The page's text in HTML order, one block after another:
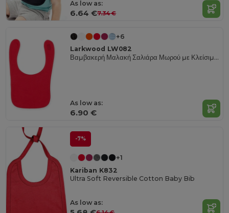
As low as:
6.64 €7.34 €
+6
Larkwood LW082
Βαμβακερή Μαλακή Σαλιάρα Μωρού με Κλείσιμο Velcro
As low as:
6.90 €
-7%
+1
Kariban K832
Ultra Soft Reversible Cotton Baby Bib
As low as: